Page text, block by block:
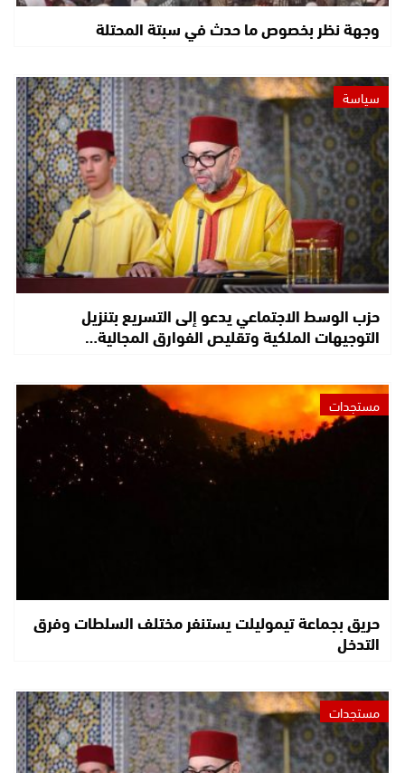
وجهة نظر بخصوص ما حدث في سبتة المحتلة
سياسة
حزب الوسط الاجتماعي يدعو إلى التسريع بتنزيل
التوجيهات الملكية وتقليص الفوارق المجالية…
مستجدات
حريق بجماعة تيموليلت يستنفر مختلف السلطات وفرق
التدخل
مستجدات